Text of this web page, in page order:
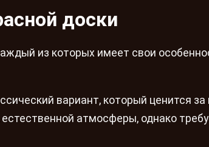
доски
из которых имеет свои
вариант, который ценится
атмосферы, однако